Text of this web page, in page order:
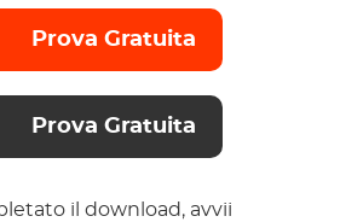
Prova Gratuita
Prova Gratuita
il download, avvii